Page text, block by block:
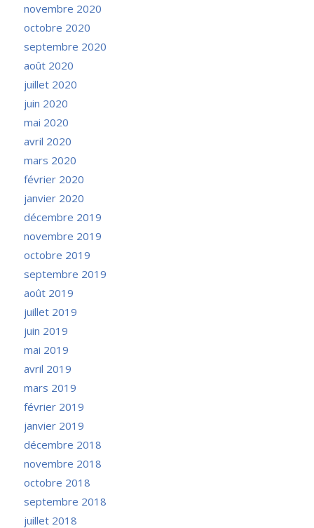
novembre 2020
octobre 2020
septembre 2020
août 2020
juillet 2020
juin 2020
mai 2020
avril 2020
mars 2020
février 2020
janvier 2020
décembre 2019
novembre 2019
octobre 2019
septembre 2019
août 2019
juillet 2019
juin 2019
mai 2019
avril 2019
mars 2019
février 2019
janvier 2019
décembre 2018
novembre 2018
octobre 2018
septembre 2018
juillet 2018